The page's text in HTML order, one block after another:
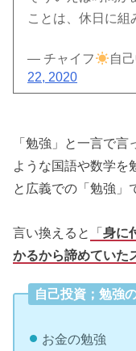
ことは、休日に組
— チャイフ 自
22, 2020
「勉強」と一言で
ような国語や数学を
と広義での「勉強」
言い換えると 「身に
かるから諦めていた
自己投資；勉強
お金の勉強